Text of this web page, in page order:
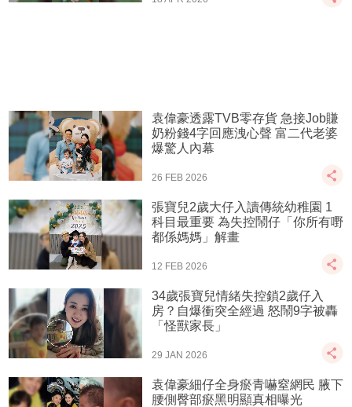
袁偉豪透露TVB零存貨 急接Job賺
奶粉錢4字回應洩心聲 富二代老婆
爆驚人內幕
26 FEB 2026
張寶兒2歲大仔入讀傳統幼稚園 1
科目最重要 為失控鬧仔「你所有嘢
都係媽媽」解畫
12 FEB 2026
34歲張寶兒情緒失控鎖2歲仔入
房？自爆衝突全經過 怒鬧9字被轟
「怪獸家長」
29 JAN 2026
袁偉豪細仔全身瘀青嚇窒網民 腋下
腰側臀部瘀黑明顯真相曝光